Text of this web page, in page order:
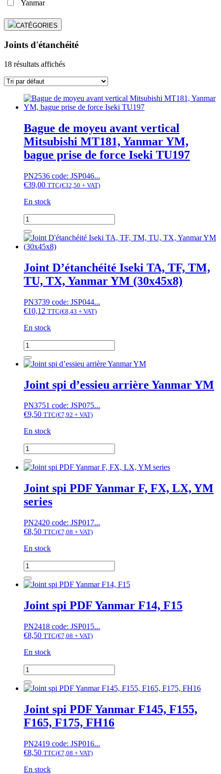
Yanmar
CATÉGORIES
Joints d'étanchéité
18 résultats affichés
Bague de moyeu avant vertical
Mitsubishi MT181, Yanmar YM,
bague prise de force Iseki TU197
PN2536 code: JSP046...
€39,00 TTC(€32,50 + VAT)
En stock
quantité
de
Bague
de
moyeu
avant
vertical
Mitsubishi
MT181,
Yanmar
YM,
bague
prise
de
force
Iseki
TU197
Joint D’étanchéité Iseki TA, TF, TM,
TU, TX, Yanmar YM (30x45x8)
PN3739 code: JSP044...
€10,12 TTC(€8,43 + VAT)
En stock
quantité
de
Joint
D'étanchéité
Iseki
TA,
TM,
TU,
Yanmar
YM
(30x45x8)
Joint spi d’essieu arrière Yanmar YM
PN3751 code: JSP075...
€9,50 TTC(€7,92 + VAT)
En stock
quantité
de
Joint
d’essieu
arrière
Yanmar
YM
Joint spi PDF Yanmar F, FX, LX, YM
series
PN2420 code: JSP017...
€8,50 TTC(€7,08 + VAT)
En stock
quantité
de
Joint
PDF
Yanmar
FX,
LX,
series
Joint spi PDF Yanmar F14, F15
PN2418 code: JSP015...
€8,50 TTC(€7,08 + VAT)
En stock
quantité
de
Joint
PDF
Yanmar
F14,
F15
Joint spi PDF Yanmar F145, F155,
F165, F175, FH16
PN2419 code: JSP016...
€8,50 TTC(€7,08 + VAT)
En stock